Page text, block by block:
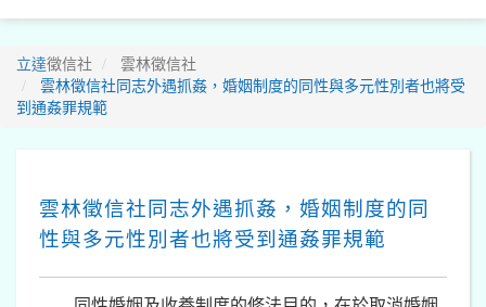
立達徵信社
雲林徵信社
雲林徵信社同志外遇抓姦，婚姻制度的同性與多元性別者也將受
到通姦罪規範
雲林徵信社同志外遇抓姦，婚姻制度的同
性與多元性別者也將受到通姦罪規範